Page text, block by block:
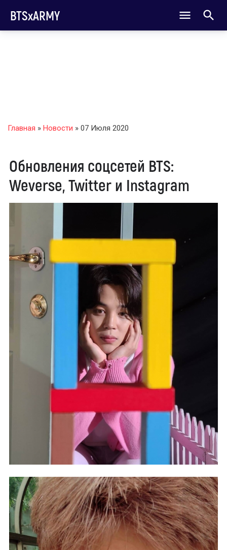
BTSxARMY
Главная » Новости » 07 Июля 2020
Обновления соцсетей BTS:
Weverse, Twitter и Instagram